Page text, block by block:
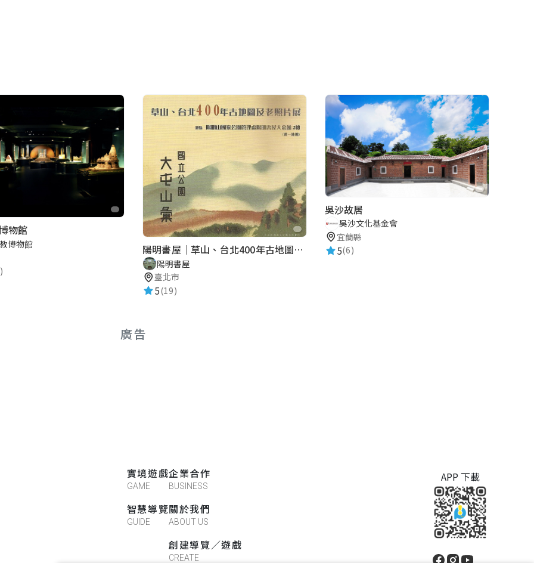
物館
博物館 陽明書屋｜草山、台北400年古地圖老照片展｜智慧導覽
陽明書屋
臺北市
5(19)
吳沙故居
吳沙文化基金會
宜蘭縣
5(6)
廣告
實境遊戲
GAME
智慧導覽
GUIDE
企業合作
BUSINESS
關於我們
ABOUT US
創建導覽／遊戲
CREATE
APP 下載